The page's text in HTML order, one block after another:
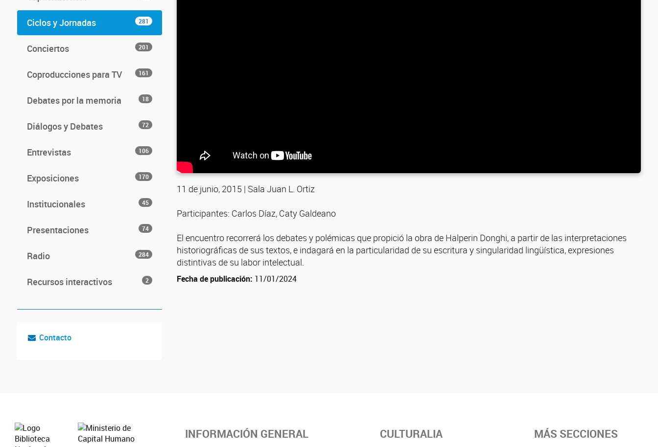
Ciclos y Jornadas 281
Conciertos 201
Coproducciones para TV 161
Debates por la memoria 18
Diálogos y Debates 72
Entrevistas 106
Exposiciones 170
Institucionales 45
Presentaciones 74
Radio 284
Recursos interactivos 2
Contacto
11 de junio, 2015 | Sala Juan L. Ortiz
Participantes: Carlos Díaz, Caty Galdeano
El encuentro recorrerá los debates y polémicas que propició la obra de Halperin Donghi, a partir de las interpretaciones
historiográficas de sus textos, e indagará en la particularidad de su escritura y singularidad lingüística, expresiones
distintivas de su labor intelectual.
Fecha de publicación: 11/01/2024
INFORMACIÓN GENERAL CULTURALIA MÁS SECCIONES